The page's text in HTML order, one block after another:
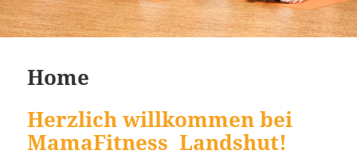
Home
Herzlich willkommen bei
MamaFitness Landshut!